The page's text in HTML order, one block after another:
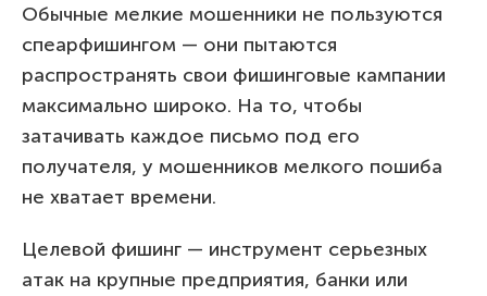
Обычные мелкие мошенники не пользуются
спеарфишингом — они пытаются
распространять свои фишинговые кампании
максимально широко. На то, чтобы
затачивать каждое письмо под его
получателя, у мошенников мелкого пошиба
не хватает времени.
Целевой фишинг — инструмент серьезных
атак на крупные предприятия, банки или